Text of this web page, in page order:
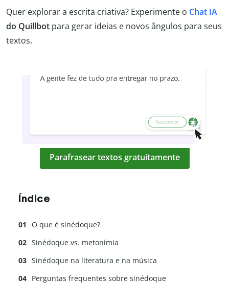
Quer explorar a escrita criativa? Experimente o Chat IA
do Quillbot para gerar ideias e novos ângulos para seus
textos.
Parafrasear textos gratuitamente
Índice
O que é sinédoque?
Sinédoque vs. metonímia
Sinédoque na literatura e na música
Perguntas frequentes sobre sinédoque